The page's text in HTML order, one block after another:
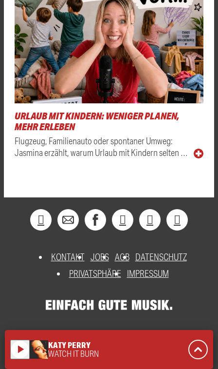
URLAUB MIT KINDERN: WENIGER PLANEN,
MEHR ERLEBEN
Flugzeug, Familienauto oder spontaner Umweg:
Jasmina erzählt, warum Urlaub mit Kindern selten …
KONTAKT JOBS AGB DATENSCHUTZ
PRIVATSPHÄRE
IMPRESSUM
play_arrow KATY PERRY
WATCH IT BURN